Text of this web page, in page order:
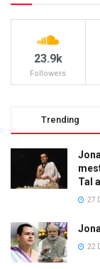
23.9k
Followers
Trending
Tal
27
22